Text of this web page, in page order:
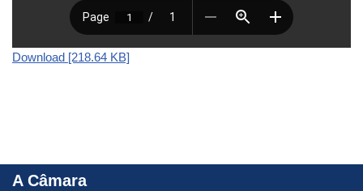
Download [218.64 KB]
A Câmara